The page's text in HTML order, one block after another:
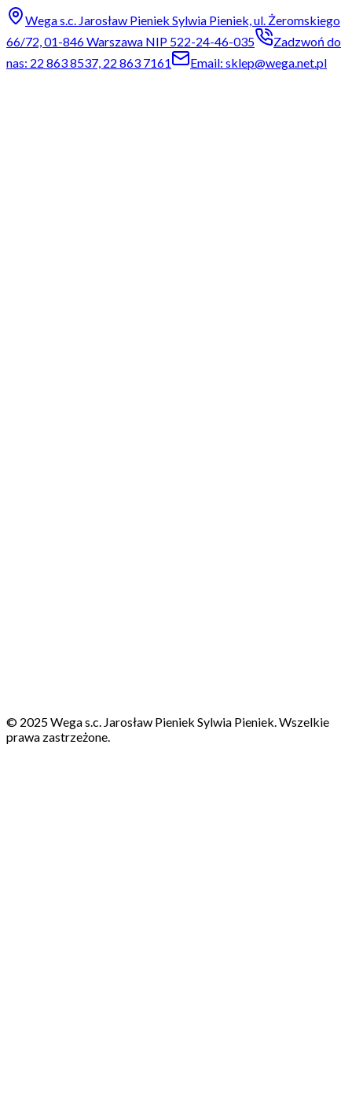
Wega s.c. Jarosław Pieniek Sylwia Pieniek, ul. Żeromskiego
66/72, 01-846 Warszawa NIP 522-24-46-035
Zadzwoń do
nas: 22 863 8537, 22 863 7161
Email: sklep@wega.net.pl
© 2025 Wega s.c. Jarosław Pieniek Sylwia Pieniek. Wszelkie
prawa zastrzeżone.